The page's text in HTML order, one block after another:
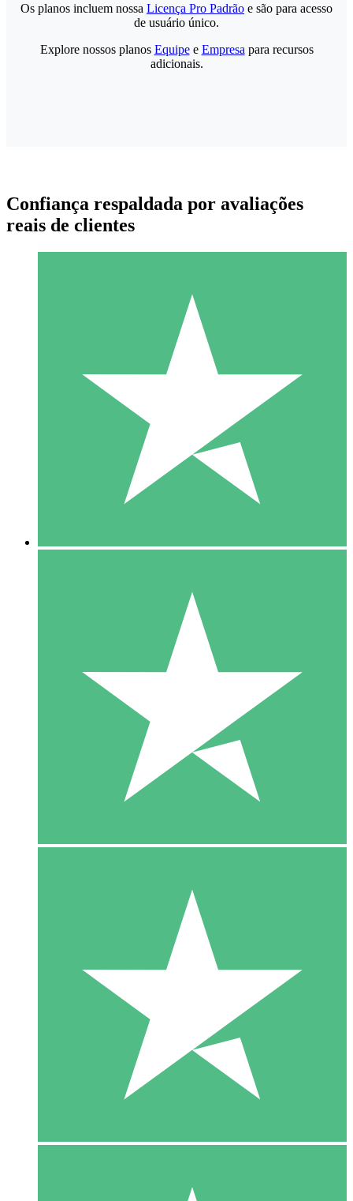
Pacotes de Créditos Individuais
Pague conforme o uso com créditos de download. Sem
1000
10 Downloads
20 00
Os planos incluem nossa Licença Pro Padrão e são para acesso
de usuário único.
Explore nossos planos Equipee Empresa para recursos
adicionais.
Confiança respaldada por avaliações
reais de clientes